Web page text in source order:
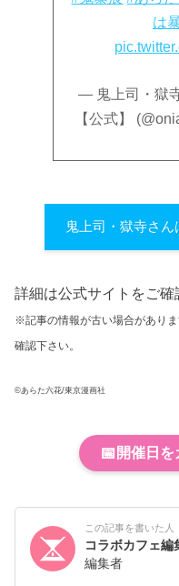
は
— 鬼上司・獄
【公式】
鬼上司・獄寺さ
詳細は公式サイトをご確
※記事の情報が古い場合があり
確認下さい。
©あらた六花/東京漫画社
📅 開催日を
この記事を書いた人
コラボカフェ
編集者